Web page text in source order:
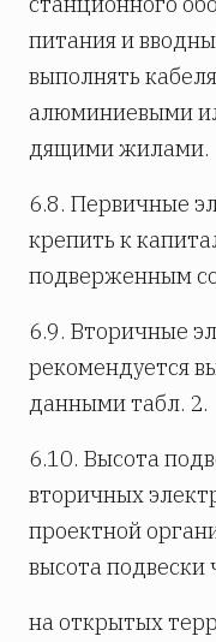
питания и
выполнять
алюминиевыми
дящими жилами.
6.8. Первичные
крепить к
подверженным
6.9. Вторичные
рекомендуется
данными табл. 2.
6.10. Высота
вторичных
проектной
высота подвески
на открытых